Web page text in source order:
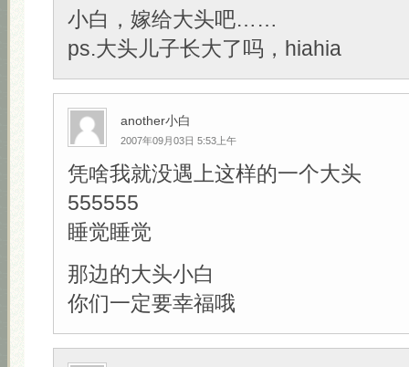
小白，嫁给大头吧……
ps.大头儿子长大了吗，hiahia
another小白
2007年09月03日 5:53上午
凭啥我就没遇上这样的一个大头
555555
睡觉睡觉
那边的大头小白
你们一定要幸福哦